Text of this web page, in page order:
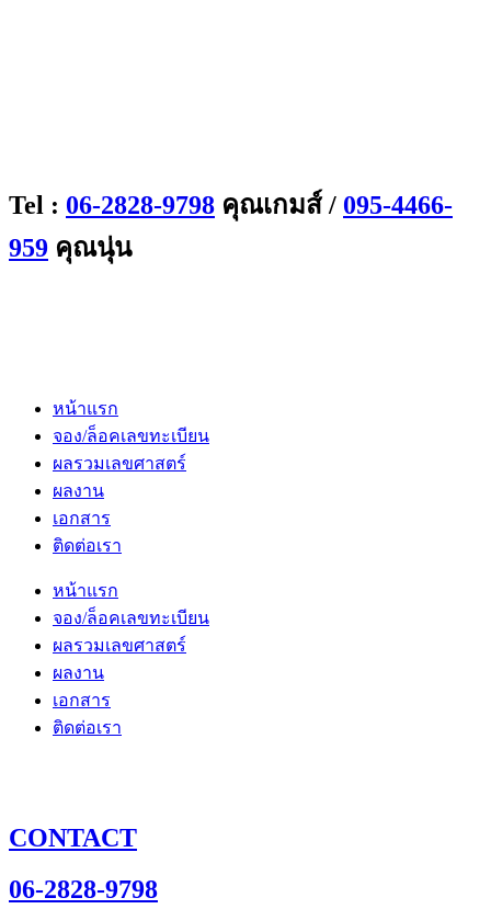
Tel : 06-2828-9798 คุณเกมส์ / 095-4466-
959 คุณนุ่น
หน้าแรก
จอง/ล็อคเลขทะเบียน
ผลรวมเลขศาสตร์
ผลงาน
เอกสาร
ติดต่อเรา
หน้าแรก
จอง/ล็อคเลขทะเบียน
ผลรวมเลขศาสตร์
ผลงาน
เอกสาร
ติดต่อเรา
CONTACT
06-2828-9798